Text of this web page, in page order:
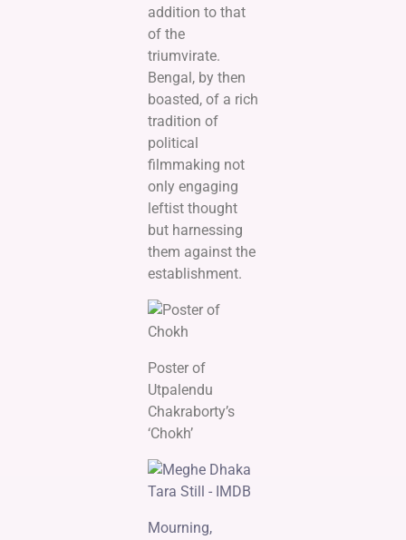
addition to that
of the
triumvirate.
Bengal, by then
boasted, of a rich
tradition of
political
filmmaking not
only engaging
leftist thought
but harnessing
them against the
establishment.
Poster of
Utpalendu
Chakraborty’s
‘Chokh’
Mourning,